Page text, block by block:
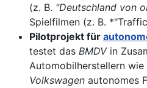
(z. B. "Deutschland von
Spielfilmen (z. B.
Pilotprojekt für
testet das BMDVin
Automobilherstellern wie
Volkswagen autonomes